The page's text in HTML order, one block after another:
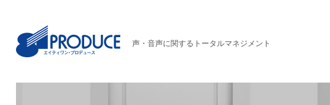
声・音声に関するトータルマネジメント